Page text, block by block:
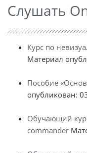
Слушать
Курс по
Материал
Пособие
опубликован:
Обучающий
commander